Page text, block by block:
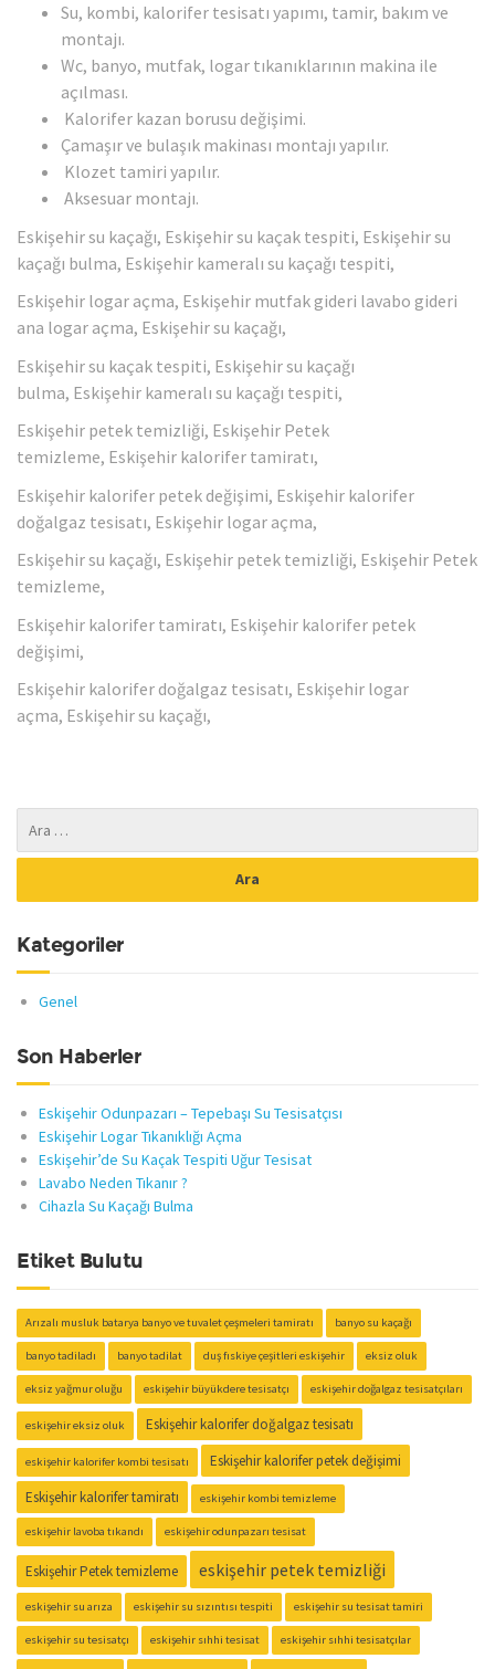
Su, kombi, kalorifer tesisatı yapımı, tamir, bakım ve
montajı.
Wc, banyo, mutfak, logar tıkanıklarının makina ile
açılması.
Kalorifer kazan borusu değişimi.
Çamaşır ve bulaşık makinası montajı yapılır.
Klozet tamiri yapılır.
Aksesuar montajı.
Eskişehir su kaçağı, Eskişehir su kaçak tespiti, Eskişehir su
kaçağı bulma, Eskişehir kameralı su kaçağı tespiti,
Eskişehir logar açma, Eskişehir mutfak gideri lavabo gideri
ana logar açma, Eskişehir su kaçağı,
Eskişehir su kaçak tespiti, Eskişehir su kaçağı
bulma, Eskişehir kameralı su kaçağı tespiti,
Eskişehir petek temizliği, Eskişehir Petek
temizleme, Eskişehir kalorifer tamiratı,
Eskişehir kalorifer petek değişimi, Eskişehir kalorifer
doğalgaz tesisatı, Eskişehir logar açma,
Eskişehir su kaçağı, Eskişehir petek temizliği, Eskişehir Petek
temizleme,
Eskişehir kalorifer tamiratı, Eskişehir kalorifer petek
değişimi,
Eskişehir kalorifer doğalgaz tesisatı, Eskişehir logar
açma, Eskişehir su kaçağı,
Kategoriler
Genel
Son Haberler
Eskişehir Odunpazarı – Tepebaşı Su Tesisatçısı
Eskişehir Logar Tıkanıklığı Açma
Eskişehir’de Su Kaçak Tespiti Uğur Tesisat
Lavabo Neden Tıkanır ?
Cihazla Su Kaçağı Bulma
Etiket Bulutu
Arızalı musluk batarya banyo ve tuvalet çeşmeleri tamiratı banyo su kaçağı
banyo tadiladı banyo tadilat duş fıskiye çeşitleri eskişehir eksiz oluk
eksiz yağmur oluğu eskişehir büyükdere tesisatçı eskişehir doğalgaz tesisatçıları
eskişehir eksiz oluk Eskişehir kalorifer doğalgaz tesisatı
eskişehir kalorifer kombi tesisatı
Eskişehir kalorifer petek değişimi
Eskişehir kalorifer tamiratı
eskişehir kombi temizleme
eskişehir lavoba tıkandı eskişehir odunpazarı tesisat
Eskişehir Petek temizleme eskişehir petek temizliği
eskişehir su arıza eskişehir su sızıntısı tespiti eskişehir su tesisat tamiri
eskişehir su tesisatçı eskişehir sıhhi tesisat eskişehir sıhhi tesisatçılar